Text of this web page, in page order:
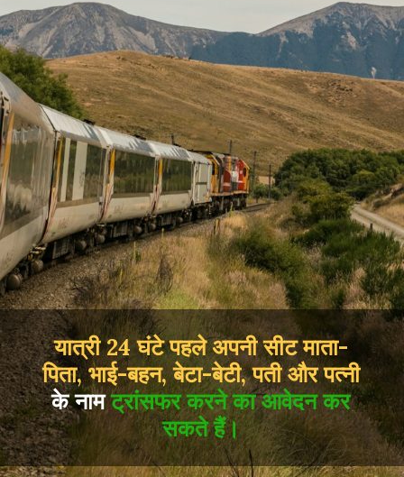
यात्री 24 घंटे पहले अपनी सीट माता-
पिता, भाई-बहन, बेटा-बेटी, पती और पत्नी
के नामट्रांसफर करने का आवेदन कर
सकते हैं।